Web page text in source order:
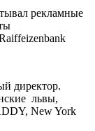
рекламные
директор.
львы,
New York